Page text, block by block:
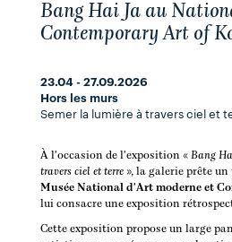
Bang Hai Ja au
Contemporary Art of
23.04 - 27.09.2026
Hors les murs
Semer la lumière à travers ciel et
À l'occasion de l'exposition « Bang
travers ciel et terre », la galerie prête
Musée National d'Art moderne et
lui consacre une exposition
Cette exposition propose un large